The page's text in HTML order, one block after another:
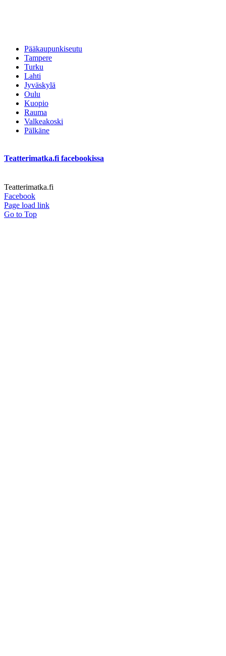
Pääkaupunkiseutu
Tampere
Turku
Lahti
Jyväskylä
Oulu
Kuopio
Rauma
Valkeakoski
Pälkäne
Teatterimatka.fi facebookissa
Teatterimatka.fi
Facebook
Page load link
Go to Top